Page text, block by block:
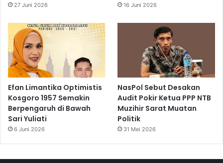
27 Juni 2026 16 Juni 2026
Efan Limantika Optimistis
Kosgoro 1957 Semakin
Berpengaruh di Bawah
Sari Yuliati
6 Juni 2026
NasPol Sebut Desakan
Audit Pokir Ketua PPP NTB
Muzihir Sarat Muatan
Politik
31 Mei 2026